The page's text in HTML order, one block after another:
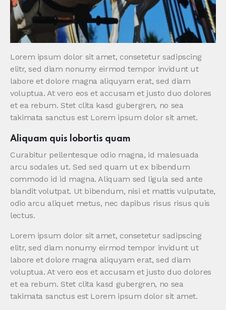
Lorem ipsum dolor sit amet, consetetur sadipscing
elitr, sed diam nonumy eirmod tempor invidunt ut
labore et dolore magna aliquyam erat, sed diam
voluptua. At vero eos et accusam et justo duo dolores
et ea rebum. Stet clita kasd gubergren, no sea
takimata sanctus est Lorem ipsum dolor sit amet.
Aliquam quis lobortis quam
Curabitur pellentesque odio magna, id malesuada
arcu sodales ut. Sed sed quam ut ex bibendum
commodo id id magna. Aliquam sed ligula sed ante
blandit volutpat. Ut bibendum, nisi et mattis vulputate,
odio arcu aliquet metus, nec dapibus risus risus quis
lectus.
Lorem ipsum dolor sit amet, consetetur sadipscing
elitr, sed diam nonumy eirmod tempor invidunt ut
labore et dolore magna aliquyam erat, sed diam
voluptua. At vero eos et accusam et justo duo dolores
et ea rebum. Stet clita kasd gubergren, no sea
takimata sanctus est Lorem ipsum dolor sit amet.